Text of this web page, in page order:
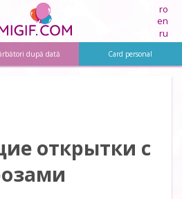
ru
ro
en
după dată Card personal
открытки с